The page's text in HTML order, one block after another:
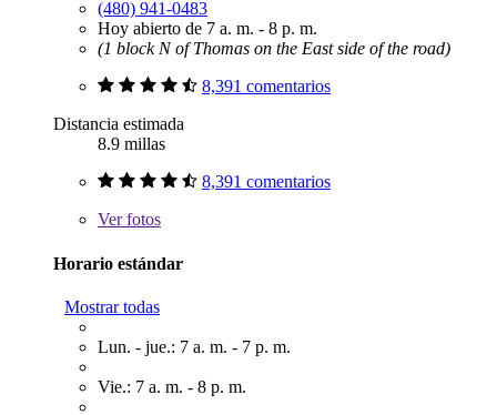
(480) 941-0483
Hoy abierto de 7 a. m. - 8 p. m.
(1 block N of Thomas on the East side of the road)
8,391 comentarios
Distancia estimada
8.9 millas
8,391 comentarios
Verfotos
Horario estándar
Mostrar todas
Lun. - jue.: 7 a. m. - 7 p. m.
Vie.: 7 a. m. - 8 p. m.